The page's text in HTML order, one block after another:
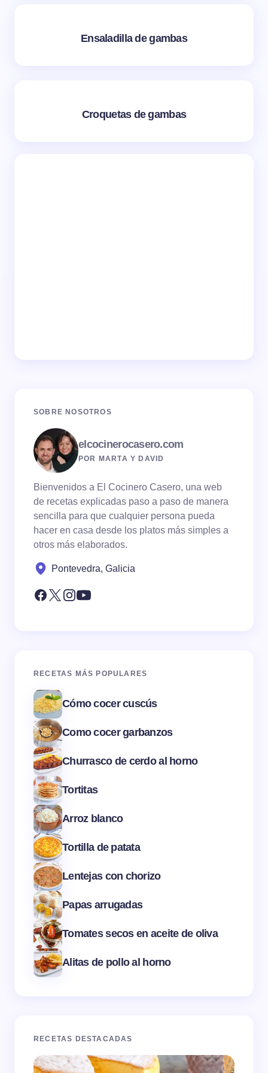
Ensaladilla de gambas
Croquetas de gambas
SOBRE NOSOTROS
elcocinerocasero.com
POR MARTA Y DAVID
Bienvenidos a El Cocinero Casero, una web
de recetas explicadas paso a paso de manera
sencilla para que cualquier persona pueda
hacer en casa desde los platos más simples a
otros más elaborados.
Pontevedra, Galicia
RECETAS MÁS POPULARES
Cómo cocer cuscús
Como cocer garbanzos
Churrasco de cerdo al horno
Tortitas
Arroz blanco
Tortilla de patata
Lentejas con chorizo
Papas arrugadas
Tomates secos en aceite de oliva
Alitas de pollo al horno
RECETAS DESTACADAS